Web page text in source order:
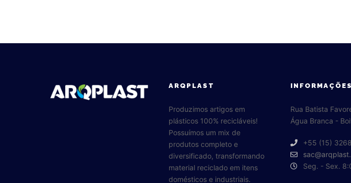
ARQPLAST
Produzimos artigos em
plásticos 100% recicláveis!
Possuímos um mix de
produtos completo e
diversificado, transformando
material reciclado em itens
domésticos e industriais.
INFORMAÇÕES
Rua Batista
Água Branca -
+55 (15)
Seg. - Sex.